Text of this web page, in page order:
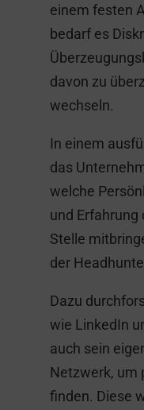
einem festen
bedarf es
davon zu
wechseln.
In einem
das
welche
und Erfahrung
Stelle
der
Dazu
wie LinkedIn
auch sein
Netzwerk, um
finden. Diese